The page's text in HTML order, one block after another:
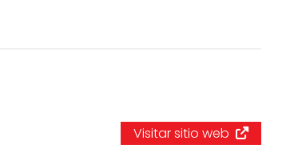
3D
Visitar sitio web